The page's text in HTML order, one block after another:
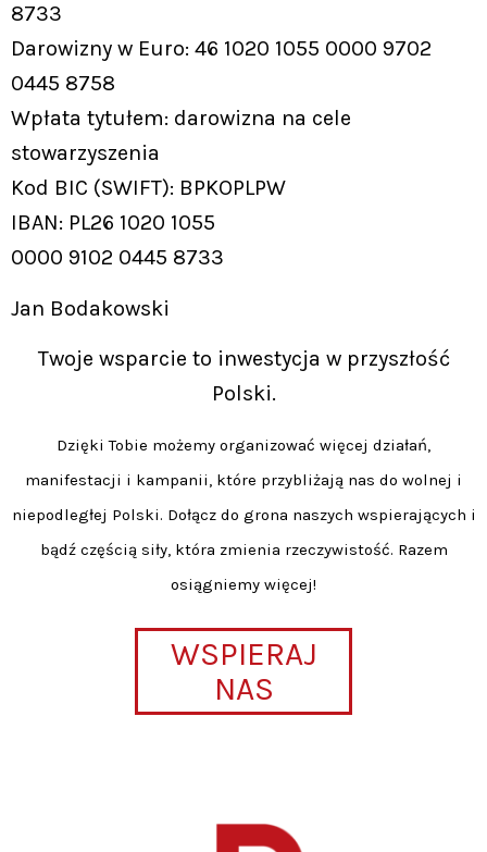
8733
Darowizny w Euro: 46 1020 1055 0000 9702
0445 8758
Wpłata tytułem: darowizna na cele
stowarzyszenia
Kod BIC (SWIFT): BPKOPLPW
IBAN: PL26 1020 1055
0000 9102 0445 8733
Jan Bodakowski
Twoje wsparcie to inwestycja w przyszłość
Polski.
Dzięki Tobie możemy organizować więcej działań,
manifestacji i kampanii, które przybliżają nas do wolnej i
niepodległej Polski. Dołącz do grona naszych wspierających i
bądź częścią siły, która zmienia rzeczywistość. Razem
osiągniemy więcej!
WSPIERAJ
NAS